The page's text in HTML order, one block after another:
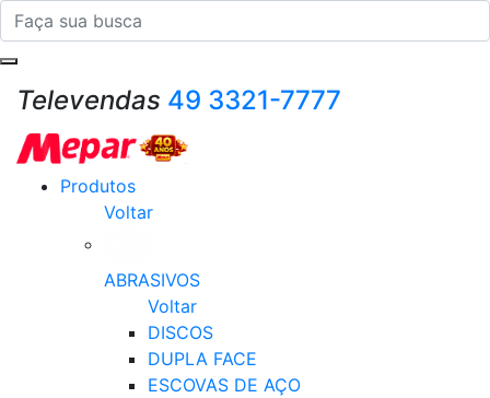
Televendas 49 3321-7777
Produtos
Voltar
ABRASIVOS
Voltar
DISCOS
DUPLA FACE
ESCOVAS DE AÇO